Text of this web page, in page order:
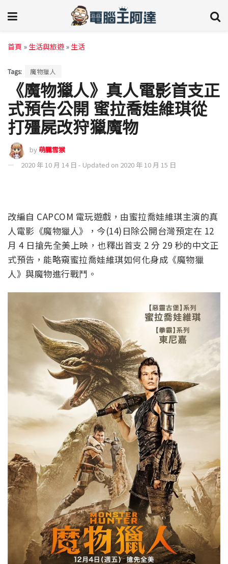
首頁 » 生活與旅遊 » 生活
Tags: 魔物獵人
《魔物獵人》真人電影首支正
式預告公開 蜜拉喬娃維琪從
打殭屍改狩獵魔物
by 萌朧雪猴
2020 年 10 月 14 日 - Updated on 2020 年 10 月 15 日
改編自 CAPCOM 電玩遊戲，由蜜拉喬娃維琪主演的真
人電影《魔物獵人》，今(14)日除公開台灣預定在 12
月 4 日搶先全美上映，也釋出首支 2 分 29 秒的中文正
式預告，能略窺蜜拉喬娃維琪如何化身成《魔物獵
人》與魔物進行戰鬥。